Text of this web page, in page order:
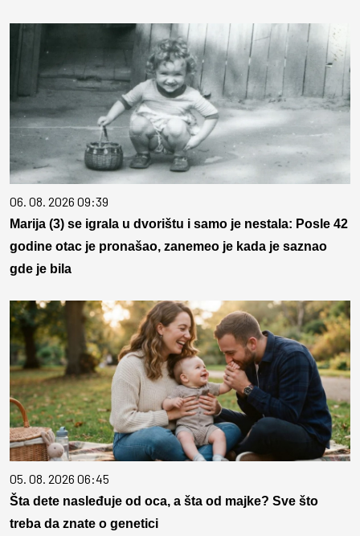
06. 08. 2026 09:39
Marija (3) se igrala u dvorištu i samo je nestala: Posle 42
godine otac je pronašao, zanemeo je kada je saznao
gde je bila
05. 08. 2026 06:45
Šta dete nasleđuje od oca, a šta od majke? Sve što
treba da znate o genetici